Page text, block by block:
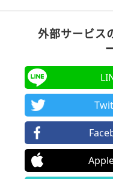
外部サービス